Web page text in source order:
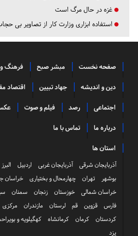
غزه در حال مرگ است
استفاده ابزاری وزارت کار از تصاویر بی
صفحه نخست مبشر صبح فرهنگ و
دین و اندیشه جهاد تبیین اقتصاد
اجتماعی رصد فیلم و صوت
درباره ما تماس با ما
استان ها
آذربایجان شرقی آذربایجان غربی اردبیل البرز
بوشهر
تهران چهارمحال و بختیاری خراسان
خراسان شمالی
خوزستان زنجان سمنان
فارس
قزوین قم لرستان مازندران مرکزی
کردستان
کرمان کرمانشاه کهگیلویه و
یزد